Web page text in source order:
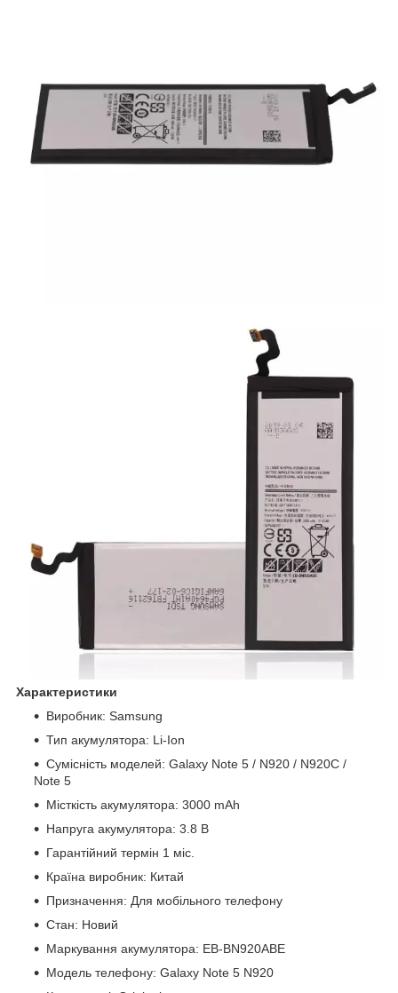
Характеристики
Виробник: Samsung
Тип акумулятора: Li-Ion
Сумісність моделей: Galaxy Note 5 / N920 / N920C /
Note 5
Місткість акумулятора: 3000 mAh
Напруга акумулятора: 3.8 В
Гарантійний термін 1 міс.
Країна виробник: Китай
Призначення: Для мобільного телефону
Стан: Новий
Маркування акумулятора: EB-BN920ABE
Модель телефону: Galaxy Note 5 N920